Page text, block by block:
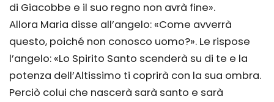
di Giacobbe e il suo regno non avrà fine».
Allora Maria disse all’angelo: «Come avverrà
questo, poiché non conosco uomo?». Le rispose
l’angelo: «Lo Spirito Santo scenderà su di te e la
potenza dell’Altissimo ti coprirà con la sua ombra.
Perciò colui che nascerà sarà santo e sarà